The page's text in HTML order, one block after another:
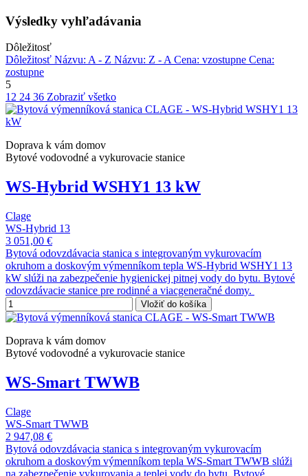
Výsledky vyhľadávania
Dôležitosť
Dôležitosť Názvu: A - Z Názvu: Z - ACena: vzostupne Cena:
zostupne
5
12 24 36 Zobraziť všetko
Doprava k vám domov
Bytové vodovodné a vykurovacie stanice
WS-Hybrid WSHY1 13 kW
Clage
WS-Hybrid 13
3 051,00 €
Bytová odovzdávacia stanica s integrovaným vykurovacím
okruhom a doskovým výmenníkom tepla WS-Hybrid WSHY1 13
kW slúži na zabezpečenie hygienickej pitnej vody do bytu. Bytové
odovzdávacie stanice pre rodinné a viacgeneračné domy.
Vložiť do košíka
Doprava k vám domov
Bytové vodovodné a vykurovacie stanice
WS-Smart TWWB
Clage
WS-Smart TWWB
2 947,08 €
Bytová odovzdávacia stanica s integrovaným vykurovacím
okruhom a doskovým výmenníkom tepla WS-Smart TWWB slúži
na zabezpečenie vykurovania a teplej vody do bytu. Bytové